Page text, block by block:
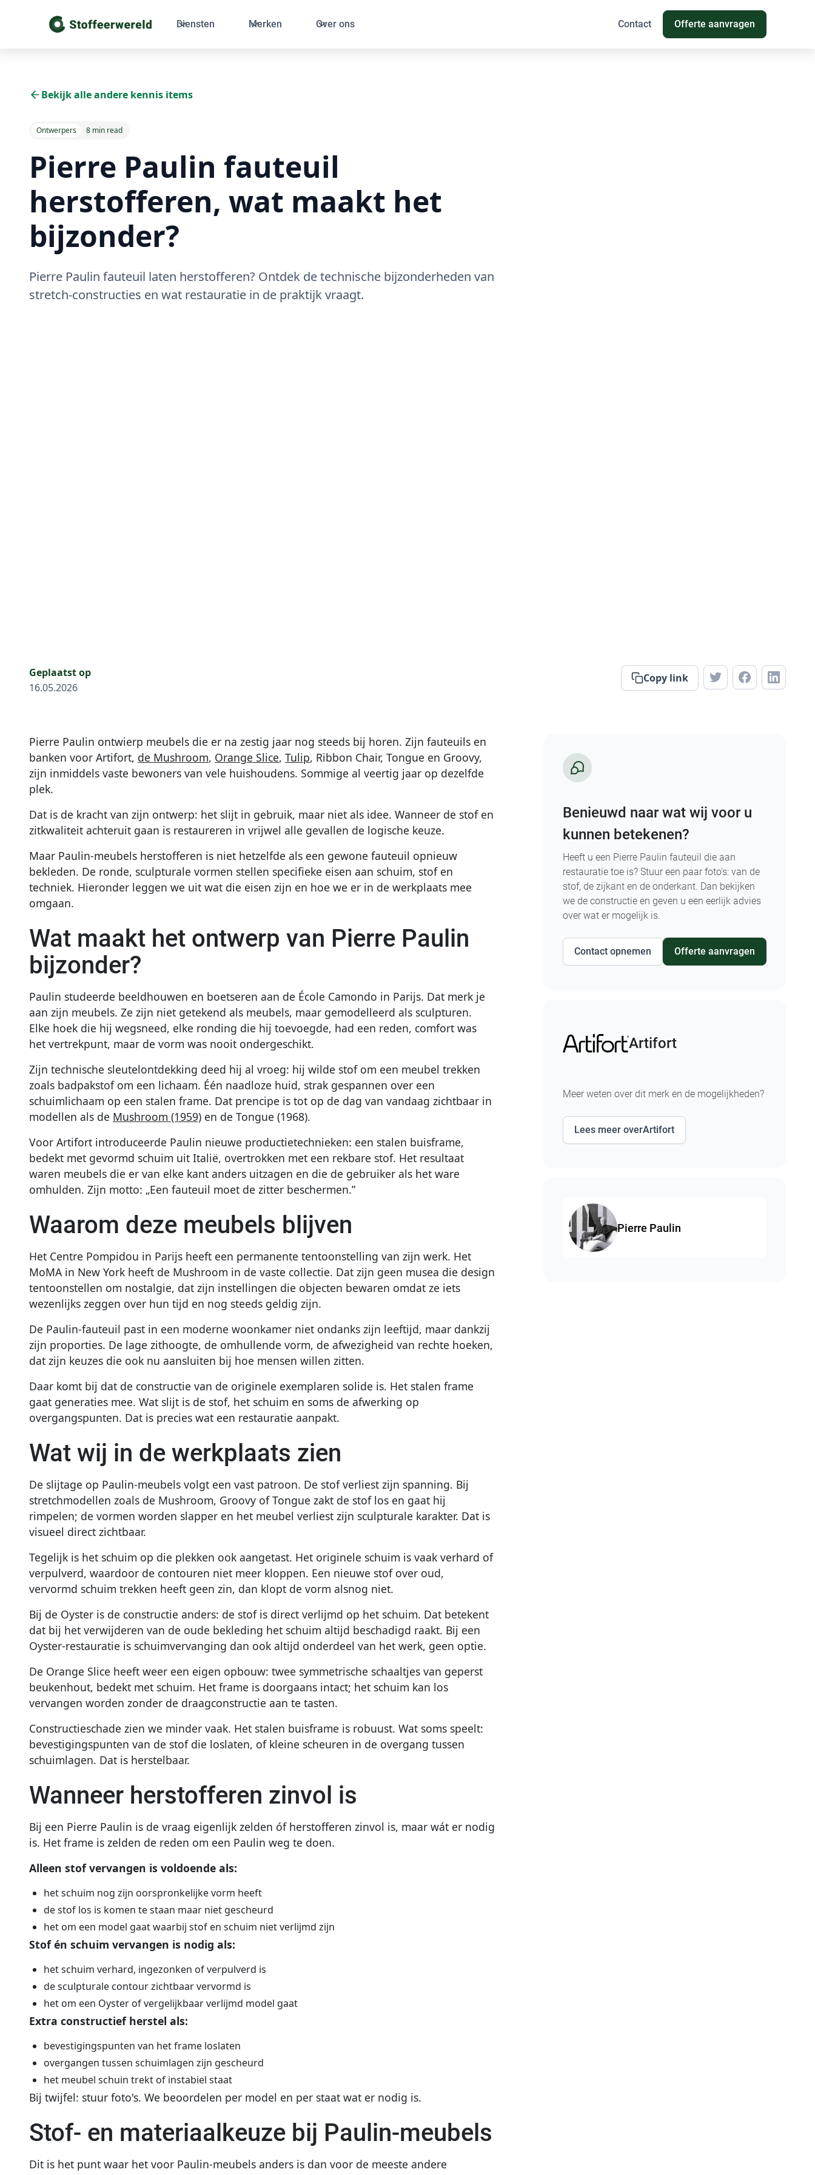
Diensten Merken Over ons Contact Offerte aanvragen
Bekijk alle andere kennis items
Ontwerpers 8 min read
Pierre Paulin fauteuil
herstofferen, wat maakt het
bijzonder?
Pierre Paulin fauteuil laten herstofferen? Ontdek de technische bijzonderheden van
stretch-constructies en wat restauratie in de praktijk vraagt.
Geplaatst op
16.05.2026
Copy link
Pierre Paulin ontwierp meubels die er na zestig jaar nog steeds bij horen. Zijn fauteuils en
banken voor Artifort, de Mushroom, Orange Slice, Tulip, Ribbon Chair, Tongue en Groovy,
zijn inmiddels vaste bewoners van vele huishoudens. Sommige al veertig jaar op dezelfde
plek.
Dat is de kracht van zijn ontwerp: het slijt in gebruik, maar niet als idee. Wanneer de stof en
zitkwaliteit achteruit gaan is restaureren in vrijwel alle gevallen de logische keuze.
Maar Paulin-meubels herstofferen is niet hetzelfde als een gewone fauteuil opnieuw
bekleden. De ronde, sculpturale vormen stellen specifieke eisen aan schuim, stof en
techniek. Hieronder leggen we uit wat die eisen zijn en hoe we er in de werkplaats mee
omgaan.
Wat maakt het ontwerp van Pierre Paulin
bijzonder?
Paulin studeerde beeldhouwen en boetseren aan de École Camondo in Parijs. Dat merk je
aan zijn meubels. Ze zijn niet getekend als meubels, maar gemodelleerd als sculpturen.
Elke hoek die hij wegsneed, elke ronding die hij toevoegde, had een reden, comfort was
het vertrekpunt, maar de vorm was nooit ondergeschikt.
Zijn technische sleutelontdekking deed hij al vroeg: hij wilde stof om een meubel trekken
zoals badpakstof om een lichaam. Één naadloze huid, strak gespannen over een
schuimlichaam op een stalen frame. Dat prencipe is tot op de dag van vandaag zichtbaar in
modellen als de Mushroom (1959) en de Tongue (1968).
Voor Artifort introduceerde Paulin nieuwe productietechnieken: een stalen buisframe,
bedekt met gevormd schuim uit Italië, overtrokken met een rekbare stof. Het resultaat
waren meubels die er van elke kant anders uitzagen en die de gebruiker als het ware
omhulden. Zijn motto: „Een fauteuil moet de zitter beschermen.”
Waarom deze meubels blijven
Het Centre Pompidou in Parijs heeft een permanente tentoonstelling van zijn werk. Het
MoMA in New York heeft de Mushroom in de vaste collectie. Dat zijn geen musea die design
tentoonstellen om nostalgie, dat zijn instellingen die objecten bewaren omdat ze iets
wezenlijks zeggen over hun tijd en nog steeds geldig zijn.
De Paulin-fauteuil past in een moderne woonkamer niet ondanks zijn leeftijd, maar dankzij
zijn proporties. De lage zithoogte, de omhullende vorm, de afwezigheid van rechte hoeken,
dat zijn keuzes die ook nu aansluiten bij hoe mensen willen zitten.
Daar komt bij dat de constructie van de originele exemplaren solide is. Het stalen frame
gaat generaties mee. Wat slijt is de stof, het schuim en soms de afwerking op
overgangspunten. Dat is precies wat een restauratie aanpakt.
Wat wij in de werkplaats zien
De slijtage op Paulin-meubels volgt een vast patroon. De stof verliest zijn spanning. Bij
stretchmodellen zoals de Mushroom, Groovy of Tongue zakt de stof los en gaat hij
rimpelen; de vormen worden slapper en het meubel verliest zijn sculpturale karakter. Dat is
visueel direct zichtbaar.
Tegelijk is het schuim op die plekken ook aangetast. Het originele schuim is vaak verhard of
verpulverd, waardoor de contouren niet meer kloppen. Een nieuwe stof over oud,
vervormd schuim trekken heeft geen zin, dan klopt de vorm alsnog niet.
Bij de Oyster is de constructie anders: de stof is direct verlijmd op het schuim. Dat betekent
dat bij het verwijderen van de oude bekleding het schuim altijd beschadigd raakt. Bij een
Oyster-restauratie is schuimvervanging dan ook altijd onderdeel van het werk, geen optie.
De Orange Slice heeft weer een eigen opbouw: twee symmetrische schaaltjes van geperst
beukenhout, bedekt met schuim. Het frame is doorgaans intact; het schuim kan los
vervangen worden zonder de draagconstructie aan te tasten.
Constructieschade zien we minder vaak. Het stalen buisframe is robuust. Wat soms speelt:
bevestigingspunten van de stof die loslaten, of kleine scheuren in de overgang tussen
schuimlagen. Dat is herstelbaar.
Wanneer herstofferen zinvol is
Bij een Pierre Paulin is de vraag eigenlijk zelden óf herstofferen zinvol is, maar wát er nodig
is. Het frame is zelden de reden om een Paulin weg te doen.
Alleen stof vervangen is voldoende als:
het schuim nog zijn oorspronkelijke vorm heeft
de stof los is komen te staan maar niet gescheurd
het om een model gaat waarbij stof en schuim niet verlijmd zijn
Stof én schuim vervangen is nodig als:
het schuim verhard, ingezonken of verpulverd is
de sculpturale contour zichtbaar vervormd is
het om een Oyster of vergelijkbaar verlijmd model gaat
Extra constructief herstel als:
bevestigingspunten van het frame loslaten
overgangen tussen schuimlagen zijn gescheurd
het meubel schuin trekt of instabiel staat
Bij twijfel: stuur foto's. We beoordelen per model en per staat wat er nodig is.
Stof- en materiaalkeuze bij Paulin-meubels
Dit is het punt waar het voor Paulin-meubels anders is dan voor de meeste andere
Benieuwd naar wat wij voor u
kunnen betekenen?
Heeft u een Pierre Paulin fauteuil die aan
restauratie toe is? Stuur een paar foto's: van de
stof, de zijkant en de onderkant. Dan bekijken
we de constructie en geven u een eerlijk advies
over wat er mogelijk is.
Contact opnemen Offerte aanvragen
Artifort
Meer weten over dit merk en de mogelijkheden?
Lees meer overArtifort
Pierre Paulin